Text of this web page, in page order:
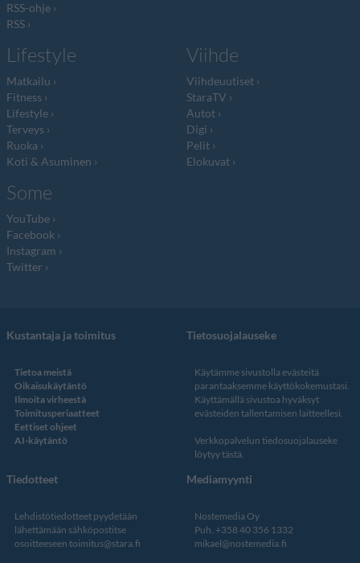
RSS-ohje
RSS
Lifestyle
Matkailu
Fitness
Lifestyle
Terveys
Ruoka
Koti & Asuminen
Viihde
Viihdeuutiset
StaraTV
Autot
Digi
Pelit
Elokuvat
Some
YouTube
Facebook
Instagram
Twitter
Kustantaja ja toimitus
Tietoa meistä
Oikaisukäytäntö
Ilmoita virheestä
Toimitusperiaatteet
Eettiset ohjeet
AI-käytäntö
Tietosuojalauseke
Käytämme sivustolla evästeitä
parantaaksemme käyttökokemustasi.
Käyttämällä sivustoa hyväksyt
evästeiden tallentamisen laitteellesi.
Verkkopalvelun tiedosuojalauseke
löytyy tästä.
Tiedotteet
Lehdistötiedotteet pyydetään
lähettämään sähköpostitse
osoitteeseen toimitus@stara.fi
Mediamyynti
Nostemedia Oy
Puh. +358 40 356 1332
mikael@nostemedia.fi